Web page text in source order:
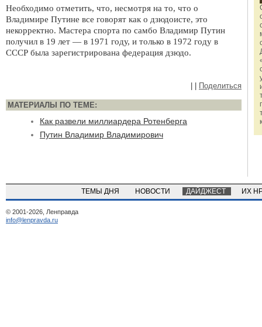
Необходимо отметить, что, несмотря на то, что о
Владимире Путине все говорят как о дзюдоисте, это
некорректно. Мастера спорта по самбо Владимир Путин
получил в 19 лет — в 1971 году, и только в 1972 году в
СССР была зарегистрирована федерация дзюдо.
| | Поделиться
МАТЕРИАЛЫ ПО ТЕМЕ:
Как развели миллиардера Ротенберга
Путин Владимир Владимирович
ТЕМЫ ДНЯ НОВОСТИ ДАЙДЖЕСТ ИХ
© 2001-2026, Ленправда
info@lenpravda.ru